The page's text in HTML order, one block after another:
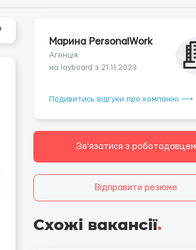
Марина PersonalWork
Агенція
на layboard з 21.11.2023
Подивитись відгуки про компанію ⟶
Зв'язатися з роботодавцем
Відправити резюме
Схожі вакансії.